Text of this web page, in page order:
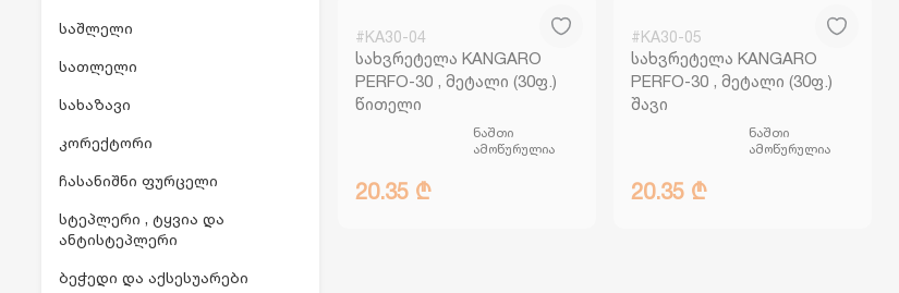
საშლელი
სათლელი
სახაზავი
კორექტორი
ჩასანიშნი ფურცელი
სტეპლერი , ტყვია და
ანტისტეპლერი
ბეჭედი და აქსესუარები
#KA30-04
სახვრეტელა KANGARO
PERFO-30 , მეტალი (30ფ.)
წითელი
ნაშთი
ამოწურულია
20.35 ₾
#KA30-05
სახვრეტელა KANGARO
PERFO-30 , მეტალი (30ფ.)
შავი
ნაშთი
ამოწურულია
20.35 ₾